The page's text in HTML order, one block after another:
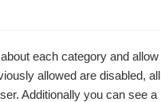
each category and allow
allowed are disabled, all
Additionally you can see a